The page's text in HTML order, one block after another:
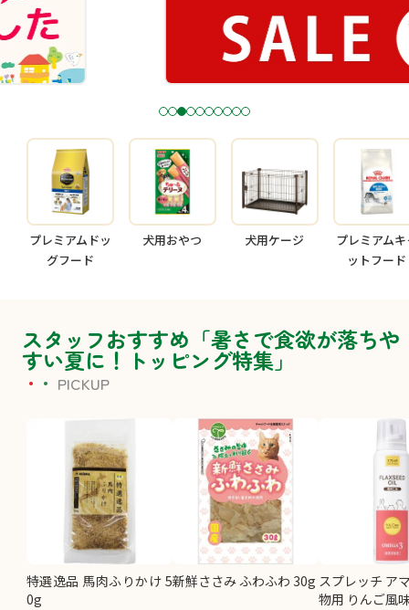
1234567891
0
プレミアムドッ
グフード
犬用おやつ 犬用ケージ
プレミアム
ットフード
スタッフおすすめ「暑さで食欲が落ちや
すい夏に！トッピング特集」
PICKUP
特選逸品 馬肉ふりかけ 5
0g
新鮮ささみ ふわふわ 30g スプレッチ ア
物用 りんご風